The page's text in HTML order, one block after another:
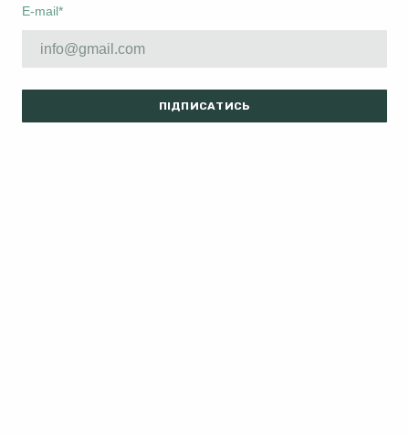
E-mail*
ПІДПИСАТИСЬ